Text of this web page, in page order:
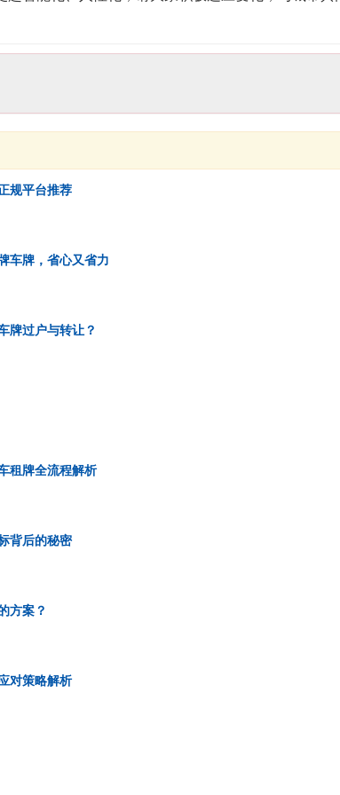
规平台推荐
车牌，省心又省力
牌过户与转让？
租牌全流程解析
背后的秘密
方案？
对策略解析